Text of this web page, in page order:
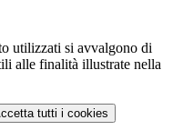
utilizzati si avvalgono di
alle finalità illustrate nella
tutti i cookies